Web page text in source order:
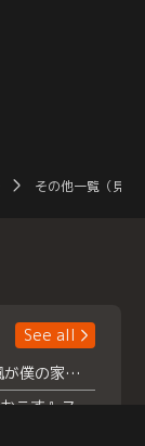
その他一覧（見放
See all
浮所飛貴主演！ 【夏色の風が僕の家にやってきた】 本日よりテラサで独占配信スタート！
『夏色の雲が恋と嵐をまきおこす』スペシャルメイキング 【Part1】2026年７月18日（土）23時30分～配信スタート！話題のシーンの裏側を大公開！豪華キャスト大集合！ 『武宮家 真夏の家族会議』開催！